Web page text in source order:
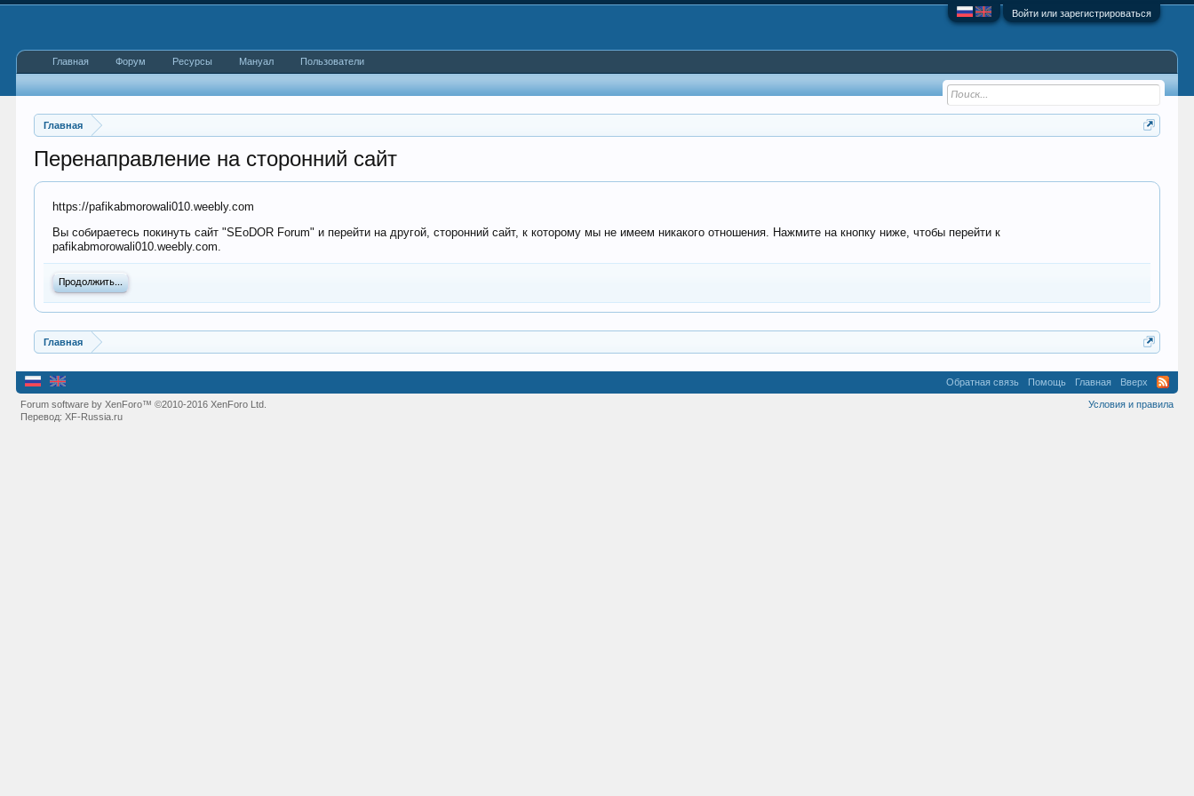
Войти или зарегистрироваться
Главная
Перенаправление на сторонний сайт
https://pafikabmorowali010.weebly.com
Вы собираетесь покинуть сайт "SEoDOR Forum" и перейти на другой, сторонний сайт, к которому мы не имеем никакого отношения. Нажмите на кнопку ниже, чтобы перейти к
pafikabmorowali010.weebly.com.
Продолжить...
Главная
Главная Форум Ресурсы Мануал Пользователи
Обратная связь Помощь Главная Вверх
Условия и правила
Forum software by XenForo™©2010-2016 XenForo Ltd.
Перевод:XF-Russia.ru